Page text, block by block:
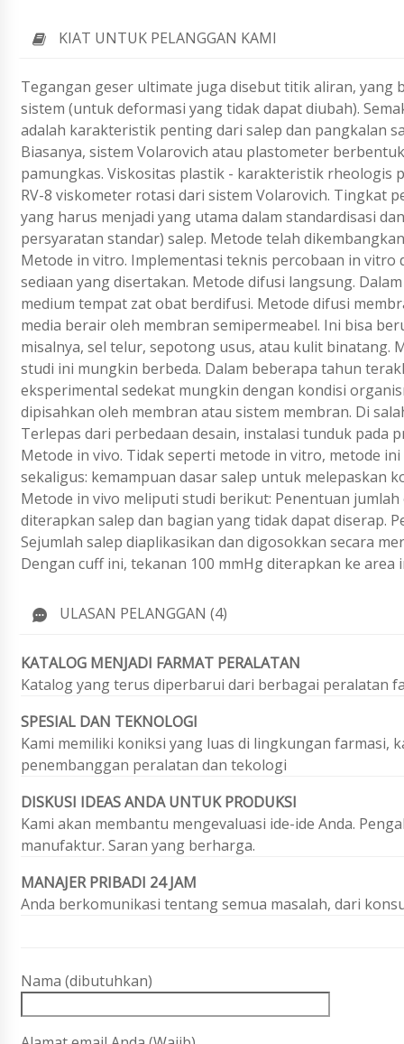
KIAT UNTUK PELANGGAN KAMI
Tegangan geser ultimate juga disebut titik aliran,
sistem (untuk deformasi yang tidak dapat diubah).
adalah karakteristik penting dari salep dan pangkalan
Biasanya, sistem Volarovich atau plastometer
pamungkas. Viskositas plastik - karakteristik rheologis
RV-8 viskometer rotasi dari sistem Volarovich. Tingkat
yang harus menjadi yang utama dalam standardisasi
persyaratan standar) salep. Metode telah
Metode in vitro. Implementasi teknis percobaan in
sediaan yang disertakan. Metode difusi langsung.
medium tempat zat obat berdifusi. Metode difusi
media berair oleh membran semipermeabel. Ini bisa
misalnya, sel telur, sepotong usus, atau kulit binatang.
studi ini mungkin berbeda. Dalam beberapa tahun
eksperimental sedekat mungkin dengan kondisi
dipisahkan oleh membran atau sistem membran. Di
Terlepas dari perbedaan desain, instalasi tunduk pada
Metode in vivo. Tidak seperti metode in vitro, metode
sekaligus: kemampuan dasar salep untuk
Metode in vivo meliputi studi berikut: Penentuan
diterapkan salep dan bagian yang tidak dapat diserap.
Sejumlah salep diaplikasikan dan digosokkan secara
Dengan cuff ini, tekanan 100 mmHg diterapkan ke area
ULASAN PELANGGAN (4)
KATALOG MENJADI FARMAT PERALATAN
Katalog yang terus diperbarui dari berbagai peralatan
SPESIAL DAN TEKNOLOGI
Kami memiliki koniksi yang luas di lingkungan farmasi,
penembanggan peralatan dan tekologi
DISKUSI IDEAS ANDA UNTUK PRODUKSI
Kami akan membantu mengevaluasi ide-ide Anda.
manufaktur. Saran yang berharga.
MANAJER PRIBADI 24 JAM
Anda berkomunikasi tentang semua masalah, dari
Nama (dibutuhkan)